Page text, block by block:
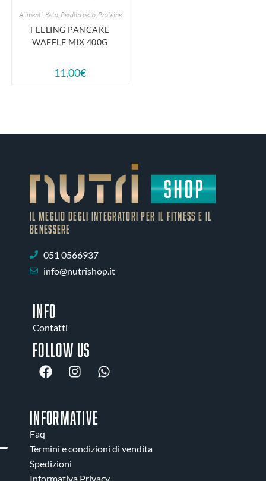
Alimenti, Keto, Perdita peso, Proteine
FEELING PANCAKE
WAFFLE MIX 400G
11,00€
IL MEGLIO DEGLI Integratori PER IL FITNESS E IL
BENESSERE
051 0566937
info@nutrishop.it
INFO
Contatti
Follow us
INFORMATIVE
Faq
Termini e condizioni di vendita
Spedizioni
Informativa Privacy